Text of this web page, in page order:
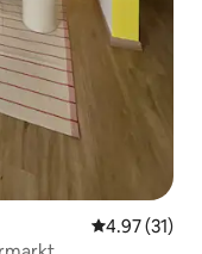
Penarafan
4.97 (31)